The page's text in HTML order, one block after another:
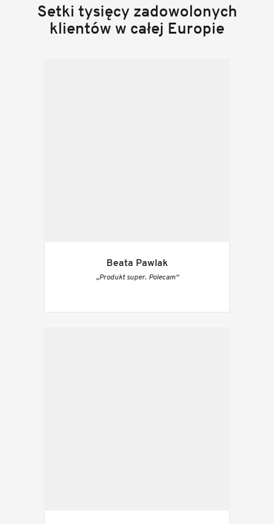
Setki tysięcy zadowolonych
klientów w całej Europie
Beata Pawlak
„Produkt super. Polecam“